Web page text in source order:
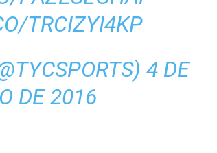
TRCIZYI4KP
4 DE
DE 2016